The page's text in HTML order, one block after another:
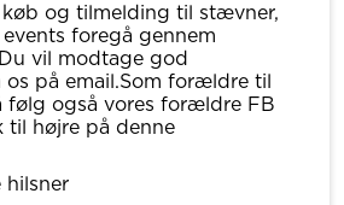
køb og tilmelding til stævner,
foregå gennem
vil modtage god
os på email.Som forældre til
følg også vores forældre FB
til højre på denne
hilsner